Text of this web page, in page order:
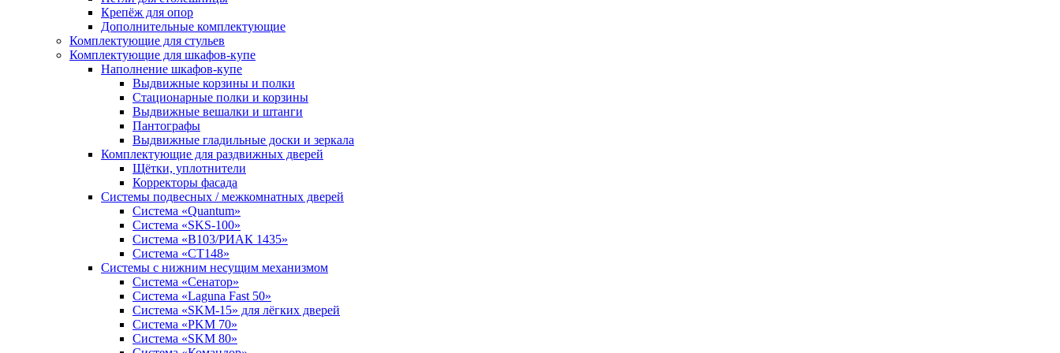
Крепёж для опор
Дополнительные комплектующие
Комплектующие для стульев
Комплектующие для шкафов-купе
Наполнение шкафов-купе
Выдвижные корзины и полки
Стационарные полки и корзины
Выдвижные вешалки и штанги
Пантографы
Выдвижные гладильные доски и зеркала
Комплектующие для раздвижных дверей
Щётки, уплотнители
Корректоры фасада
Системы подвесных / межкомнатных дверей
Система «Quantum»
Система «SKS-100»
Система «B103/РИАК 1435»
Система «СТ148»
Системы с нижним несущим механизмом
Система «Сенатор»
Система «Laguna Fast 50»
Система «SKM-15» для лёгких дверей
Система «PKM 70»
Система «SKM 80»